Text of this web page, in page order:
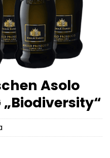
Asolo
„Biodiversity“